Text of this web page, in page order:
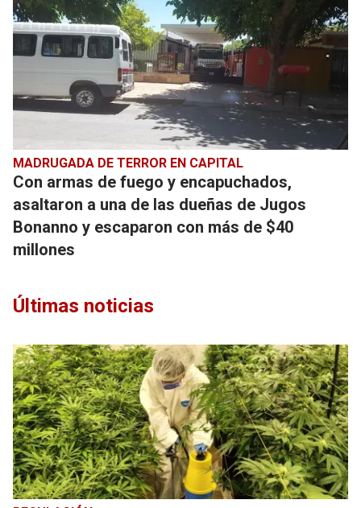
MADRUGADA DE TERROR EN CAPITAL
Con armas de fuego y encapuchados,
asaltaron a una de las dueñas de Jugos
Bonanno y escaparon con más de $40
millones
Últimas noticias